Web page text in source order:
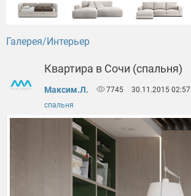
Галерея Интерьер
Квартира в Сочи (спальня)
Максим.Л. 7745
30.11.2015 02:57
спальня